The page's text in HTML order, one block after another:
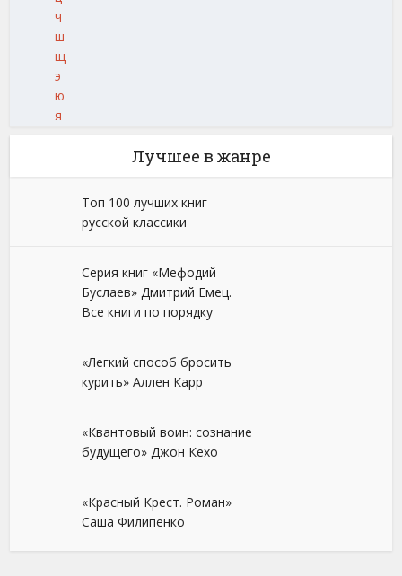
ч
ш
щ
э
ю
я
Лучшее в жанре
Топ 100 лучших книг
русской классики
Серия книг «Мефодий
Буслаев» Дмитрий Емец.
Все книги по порядку
«Легкий способ бросить
курить» Аллен Карр
«Квантовый воин: сознание
будущего» Джон Кехо
«Красный Крест. Роман»
Саша Филипенко